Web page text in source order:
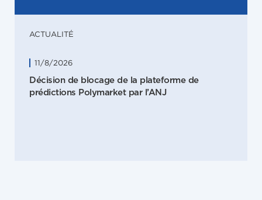
ACTUALITÉ
11/8/2026
Décision de blocage de la plateforme de
prédictions Polymarket par l’ANJ